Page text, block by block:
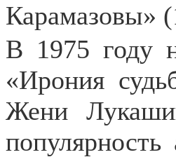
Карамазовы»
В 1975 году
«Ирония
Жени